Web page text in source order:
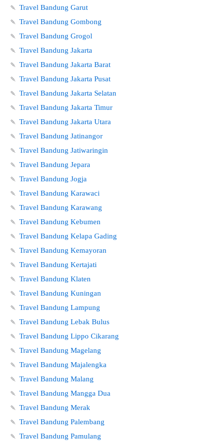
🍡 Travel Bandung Garut
🍡 Travel Bandung Gombong
🍡 Travel Bandung Grogol
🍡 Travel Bandung Jakarta
🍡 Travel Bandung Jakarta Barat
🍡 Travel Bandung Jakarta Pusat
🍡 Travel Bandung Jakarta Selatan
🍡 Travel Bandung Jakarta Timur
🍡 Travel Bandung Jakarta Utara
🍡 Travel Bandung Jatinangor
🍡 Travel Bandung Jatiwaringin
🍡 Travel Bandung Jepara
🍡 Travel Bandung Jogja
🍡 Travel Bandung Karawaci
🍡 Travel Bandung Karawang
🍡 Travel Bandung Kebumen
🍡 Travel Bandung Kelapa Gading
🍡 Travel Bandung Kemayoran
🍡 Travel Bandung Kertajati
🍡 Travel Bandung Klaten
🍡 Travel Bandung Kuningan
🍡 Travel Bandung Lampung
🍡 Travel Bandung Lebak Bulus
🍡 Travel Bandung Lippo Cikarang
🍡 Travel Bandung Magelang
🍡 Travel Bandung Majalengka
🍡 Travel Bandung Malang
🍡 Travel Bandung Mangga Dua
🍡 Travel Bandung Merak
🍡 Travel Bandung Palembang
🍡 Travel Bandung Pamulang